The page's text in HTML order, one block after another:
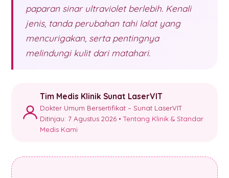
paparan sinar ultraviolet berlebih. Kenali
jenis, tanda perubahan tahi lalat yang
mencurigakan, serta pentingnya
melindungi kulit dari matahari.
Tim Medis Klinik Sunat LaserVIT
Dokter Umum Bersertifikat – Sunat LaserVIT
Ditinjau: 7 Agustus 2026 •Tentang Klinik & Standar
Medis Kami